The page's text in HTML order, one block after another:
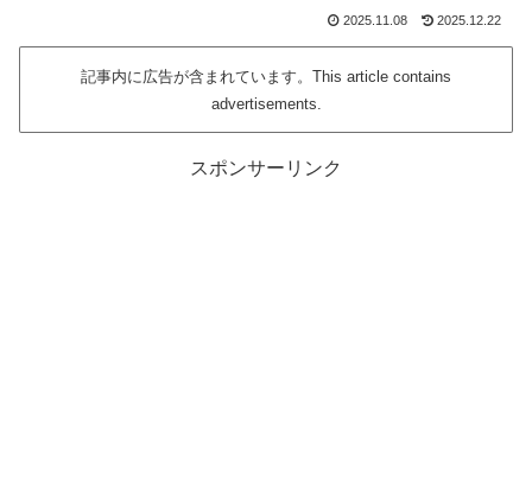
2025.11.08 2025.12.22
記事内に広告が含まれています。This article contains
advertisements.
スポンサーリンク